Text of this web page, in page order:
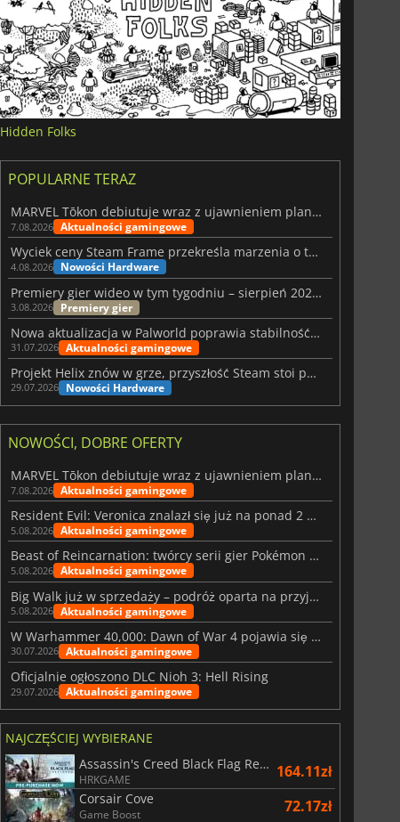
Hidden Folks
POPULARNE TERAZ
MARVEL Tōkon debiutuje wraz z ujawnieniem planu rozwoju na pierwszy rok
7.08.2026 Aktualności gamingowe
Wyciek ceny Steam Frame przekreśla marzenia o tanim zestawie VR
4.08.2026 Nowości Hardware
Premiery gier wideo w tym tygodniu – sierpień 2026 r. (32. tydzień)
3.08.2026 Premiery gier
Nowa aktualizacja w Palworld poprawia stabilność Sunreach i walk z bossami
31.07.2026 Aktualności gamingowe
Projekt Helix znów w grze, przyszłość Steam stoi pod znakiem zapytania
29.07.2026 Nowości Hardware
NOWOŚCI, DOBRE OFERTY
MARVEL Tōkon debiutuje wraz z ujawnieniem planu rozwoju na pierwszy rok
7.08.2026 Aktualności gamingowe
Resident Evil: Veronica znalazł się już na ponad 2 milionach list życzeń
5.08.2026 Aktualności gamingowe
Beast of Reincarnation: twórcy serii gier Pokémon wkraczają na nową ścieżkę
5.08.2026 Aktualności gamingowe
Big Walk już w sprzedaży – podróż oparta na przyjaźni
5.08.2026 Aktualności gamingowe
W Warhammer 40,000: Dawn of War 4 pojawia się frakcja Nekronów
30.07.2026 Aktualności gamingowe
Oficjalnie ogłoszono DLC Nioh 3: Hell Rising
29.07.2026 Aktualności gamingowe
NAJCZĘŚCIEJ WYBIERANE
Assassin's Creed Black Flag Resynced
HRKGAME 164.11zł
Corsair Cove
Game Boost 72.17zł